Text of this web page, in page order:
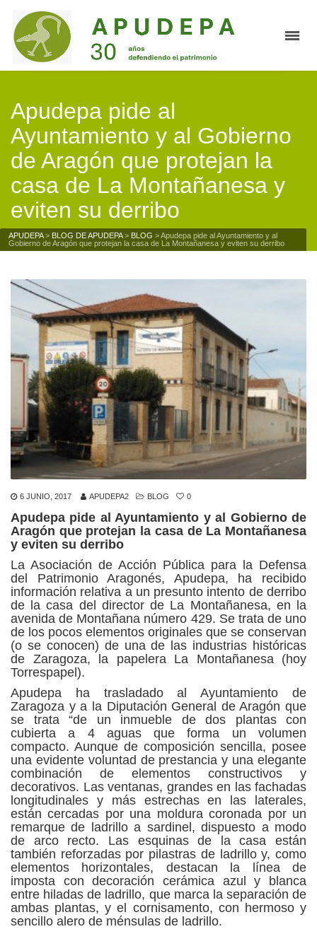
Apudepa pide al
Ayuntamiento y al Gobierno
de Aragón que protejan la
casa de La Montañanesa y
eviten su derribo
APUDEPA> BLOG DE APUDEPA> BLOG >Apudepa pide al Ayuntamiento y al
Gobierno de Aragón que protejan la casa de La Montañanesa y eviten su derribo
6 JUNIO, 2017 APUDEPA2 BLOG 0
Apudepa pide al Ayuntamiento y al Gobierno de
Aragón que protejan la casa de La Montañanesa
y eviten su derribo
La Asociación de Acción Pública para la Defensa
del Patrimonio Aragonés, Apudepa, ha recibido
información relativa a un presunto intento de derribo
de la casa del director de La Montañanesa, en la
avenida de Montañana número 429. Se trata de uno
de los pocos elementos originales que se conservan
(o se conocen) de una de las industrias históricas
de Zaragoza, la papelera La Montañanesa (hoy
Torrespapel).
Apudepa ha trasladado al Ayuntamiento de
Zaragoza y a la Diputación General de Aragón que
se trata “de un inmueble de dos plantas con
cubierta a 4 aguas que forma un volumen
compacto. Aunque de composición sencilla, posee
una evidente voluntad de prestancia y una elegante
combinación de elementos constructivos y
decorativos. Las ventanas, grandes en las fachadas
longitudinales y más estrechas en las laterales,
están cercadas por una moldura coronada por un
remarque de ladrillo a sardinel, dispuesto a modo
de arco recto. Las esquinas de la casa están
también reforzadas por pilastras de ladrillo y, como
elementos horizontales, destacan la línea de
imposta con decoración cerámica azul y blanca
entre hiladas de ladrillo, que marca la separación de
ambas plantas, y el cornisamento, con hermoso y
sencillo alero de ménsulas de ladrillo.